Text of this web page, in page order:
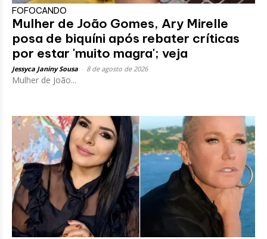
FOFOCANDO
Mulher de João Gomes, Ary Mirelle
posa de biquíni após rebater críticas
por estar 'muito magra'; veja
Jessyca Janiny Sousa 8 de agosto de 2026
Mulher de João...